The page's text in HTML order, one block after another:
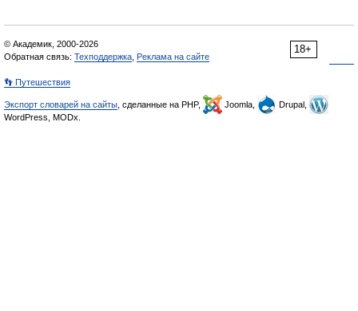
18+
© Академик, 2000-2026
Обратная связь: Техподдержка Реклама на сайте
👣 Путешествия
Экспорт словарей на сайты , сделанные на PHP, Joomla,
Drupal,
WordPress, MODx.